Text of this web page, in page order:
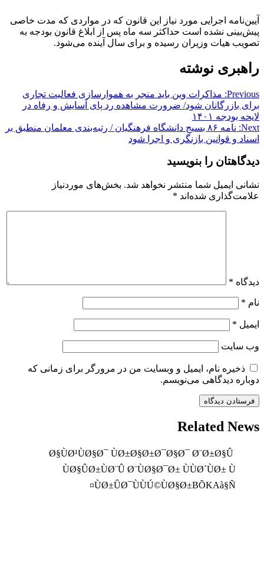
آیین‌نامه اجرایی مورد نیاز این قانون که در مواردی که مدت خاصی
پیش‌بینی نشده است حداکثر سه ماه پس از ابلاغ قانون بودجه به
تصویب هیات وزیران رسیده و برای سال آینده می‌شود.
راهبری نوشته
Previous: مذاکرات وین باید منجر به هموارسازی فعالیت تجاری
برای بازرگانان شود/ ضرورت مشاهده رد پای آسایش و رفاه در
لایحه بودجه ۱۴۰۱
Next:
نامه ۸۶ بسیج دانشگاه فرهنگیان / رتبه‌بندی معلمان منطبق بر
اسناد و قوانین بازنگری و اجرا شود
دیدگاهتان را بنویسید
نشانی ایمیل شما منتشر نخواهد شد. بخش‌های موردنیاز
علامت‌گذاری شده‌اند *
دیدگاه *
نام *
ایمیل *
وب‌ سایت
ذخیره نام، ایمیل و وبسایت من در مرورگر برای زمانی که
دوباره دیدگاهی می‌نویسم.
Related News
Ø§ÙØ¹ÙØ§Ø¯ ÙØ±Ø§Ø±Ø¯Ø§Ø¯ Ø¨Ø±Ø§Û
ÙØ§ÛØ±ÙØ¨Û Ø¨ÙØ§Ø¯Ø± ÙÙØ´ÙØ± Ù
ÙØ±ÛØ¯ÙÙÚ©ÙØ§Ø±BÕKAà§Ñ¤